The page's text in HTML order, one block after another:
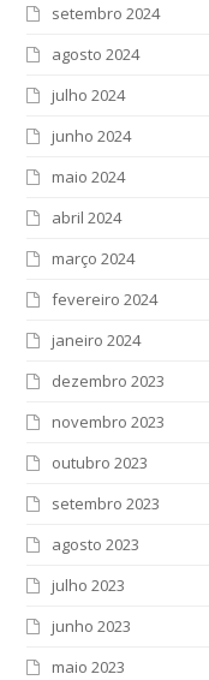
setembro 2024
agosto 2024
julho 2024
junho 2024
maio 2024
abril 2024
março 2024
fevereiro 2024
janeiro 2024
dezembro 2023
novembro 2023
outubro 2023
setembro 2023
agosto 2023
julho 2023
junho 2023
maio 2023